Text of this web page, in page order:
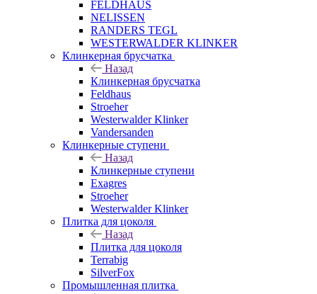
FELDHAUS
NELISSEN
RANDERS TEGL
WESTERWALDER KLINKER
Клинкерная брусчатка
Назад
Клинкерная брусчатка
Feldhaus
Stroeher
Westerwalder Klinker
Vandersanden
Клинкерные ступени
Назад
Клинкерные ступени
Exagres
Stroeher
Westerwalder Klinker
Плитка для цоколя
Назад
Плитка для цоколя
Terrabig
SilverFox
Промышленная плитка